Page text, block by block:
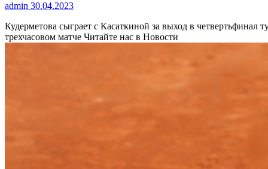
admin 30.04.2023
Кудерметова сыграет с Касаткиной за выход в четвертьфинал
трехчасовом матче Читайте нас в Новости